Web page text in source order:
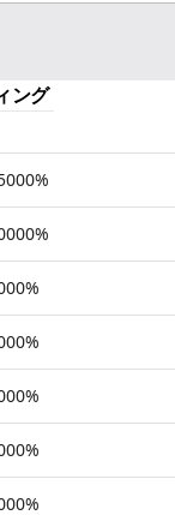
ング
%
%
%
%
%
%
%